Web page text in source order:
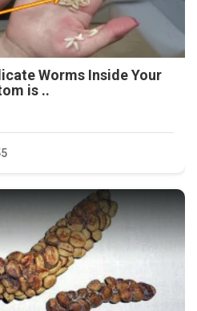
Worms Inside Your
is ..